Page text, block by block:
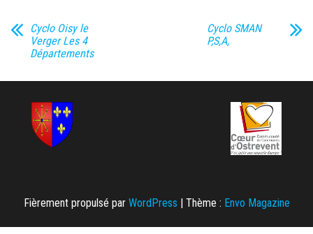
Cyclo Oisy le
Verger Les 4
Départements
Cyclo SMAN
P,S,A,
Fièrement propulsé par WordPress | Thème : Envo Magazine